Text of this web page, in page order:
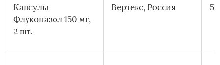
Капсулы
Флуконазол 150 мг,
2 шт.
Вертекс, Россия 58